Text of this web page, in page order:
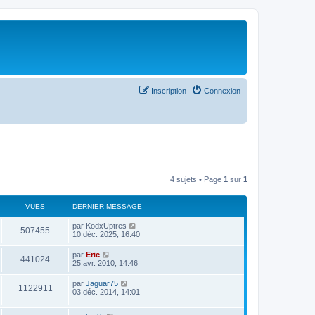
Connexion
Inscription
4 sujets • Page 1 sur 1
VUES DERNIER MESSAGE
507455 par KodxUptres
10 déc. 2025, 16:40
441024 par Eric
25 avr. 2010, 14:46
1122911 par Jaguar75
03 déc. 2014, 14:01